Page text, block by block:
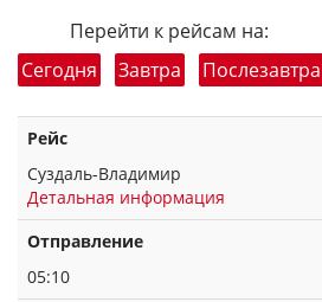
Перейти к рейсам на:
Сегодня
Завтра Послезавтра
Рейс
Суздаль-Владимир
Детальная информация
Отправление
05:10